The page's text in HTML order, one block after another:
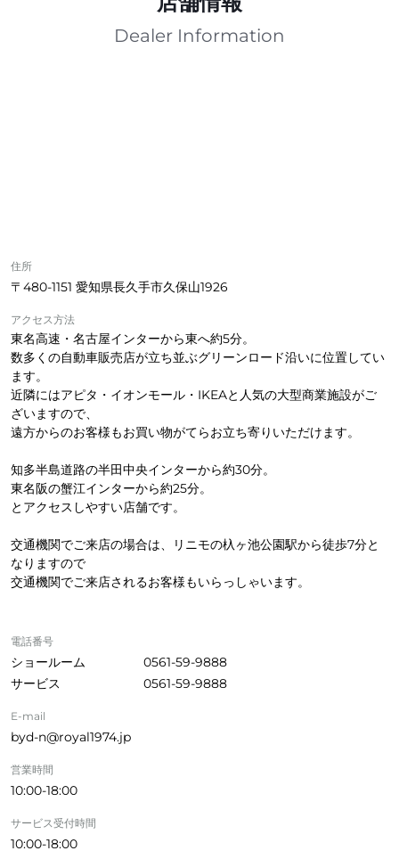
Dealer Information
住所
〒480-1151 愛知県長久手市久保山1926
アクセス方法
東名高速・名古屋インターから東へ約5分。
数多くの自動車販売店が立ち並ぶグリーンロード沿いに位置してい
ます。
近隣にはアピタ・イオンモール・IKEAと人気の大型商業施設がご
ざいますので、
遠方からのお客様もお買い物がてらお立ち寄りいただけます。
知多半島道路の半田中央インターから約30分。
東名阪の蟹江インターから約25分。
とアクセスしやすい店舗です。
交通機関でご来店の場合は、リニモの杁ヶ池公園駅から徒歩7分と
なりますので
交通機関でご来店されるお客様もいらっしゃいます。
電話番号
ショールーム
0561-59-9888
サービス
0561-59-9888
E-mail
byd-n@royal1974.jp
営業時間
10:00-18:00
サービス受付時間
10:00-18:00